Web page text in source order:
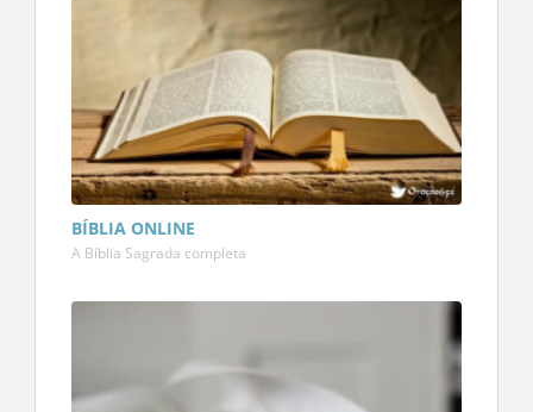
BÍBLIA ONLINE
A Bíblia Sagrada completa